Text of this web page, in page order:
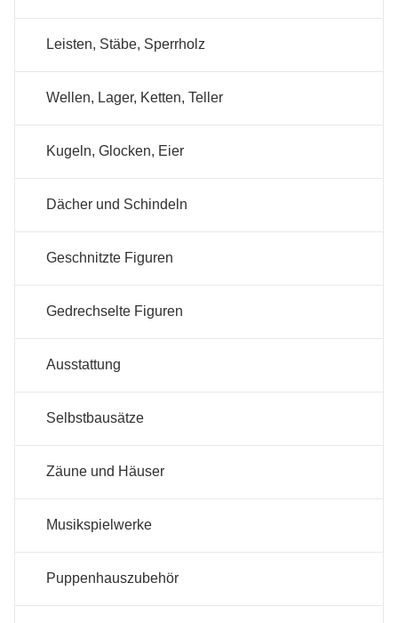
Leisten, Stäbe, Sperrholz
Wellen, Lager, Ketten, Teller
Kugeln, Glocken, Eier
Dächer und Schindeln
Geschnitzte Figuren
Gedrechselte Figuren
Ausstattung
Selbstbausätze
Zäune und Häuser
Musikspielwerke
Puppenhauszubehör